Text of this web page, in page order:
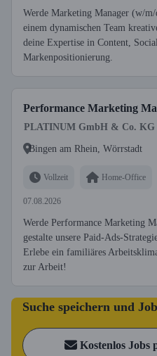
Werde Marketing Manager (w/
einem dynamischen Team
deine Expertise in Content,
Markenpositionierung.
Performance Marketing
PLATINUM GmbH & Co. KG
Bingen am Rhein, Wörrstadt
Vollzeit Home-Office
07.08.2026
Werde Performance Marketing
gestalte unsere Paid-Ads-
Erlebe ein familiäres
zur Arbeit!
Suche speichern und
Kostenlos Jobs